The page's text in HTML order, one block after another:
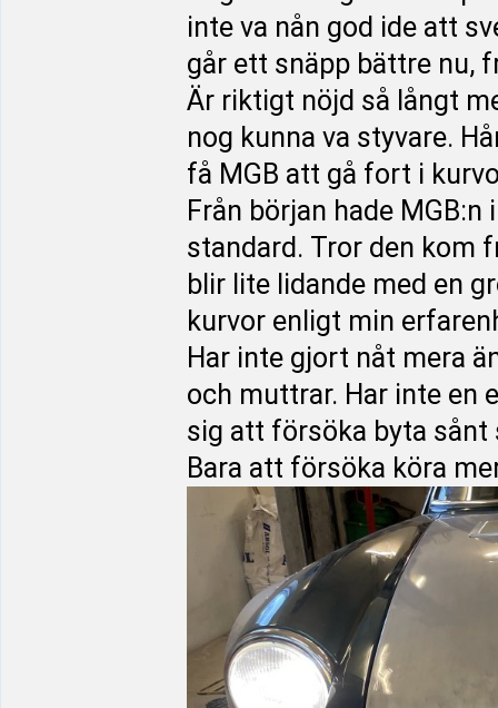
inte va nån god ide att
går ett snäpp bättre nu,
Är riktigt nöjd så långt
nog kunna va styvare.
få MGB att gå fort i
Från början hade
standard. Tror den kom
blir lite lidande med en
kurvor enligt min
Har inte gjort nåt mera
och muttrar. Har inte en
sig att försöka byta sånt
Bara att försöka köra